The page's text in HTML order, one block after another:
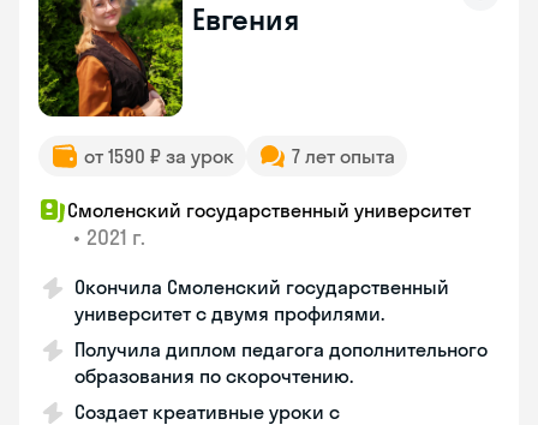
Евгения
от 1590 ₽ за урок 7 лет опыта
Смоленский государственный университет
• 2021 г.
Окончила Смоленский государственный
университет с двумя профилями.
Получила диплом педагога дополнительного
образования по скорочтению.
Создает креативные уроки с